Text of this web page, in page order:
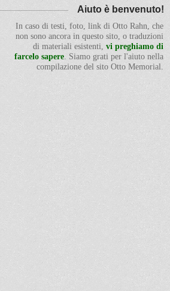
Aiuto è benvenuto!
In caso di testi, foto, link di Otto Rahn, che
non sono ancora in questo sito, o traduzioni
di materiali esistenti, vi preghiamo di
farcelo sapere. Siamo grati per l'aiuto nella
compilazione del sito Otto Memorial.